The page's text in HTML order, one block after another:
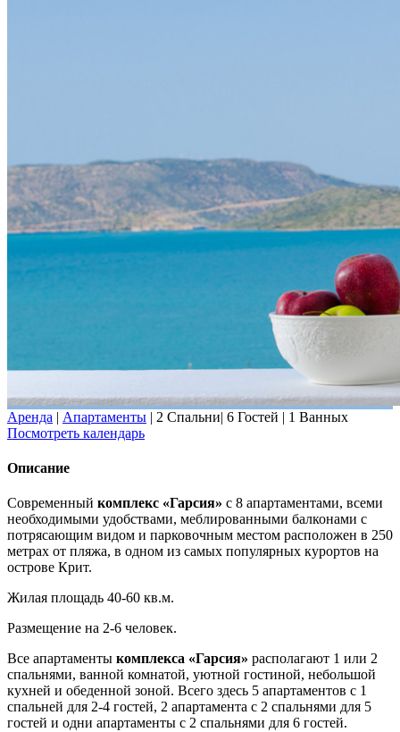
Аренда | Апартаменты | 2 Спальни| 6 Гостей | 1 Ванных
Посмотреть календарь
Описание
Современный комплекс «Гарсия» с 8 апартаментами, всеми
необходимыми удобствами, меблированными балконами с
потрясающим видом и парковочным местом расположен в 250
метрах от пляжа, в одном из самых популярных курортов на
острове Крит.
Жилая площадь 40-60 кв.м.
Размещение на 2-6 человек.
Все апартаменты комплекса «Гарсия» располагают 1 или 2
спальнями, ванной комнатой, уютной гостиной, небольшой
кухней и обеденной зоной. Всего здесь 5 апартаментов с 1
спальней для 2-4 гостей, 2 апартамента с 2 спальнями для 5
гостей и одни апартаменты с 2 спальнями для 6 гостей.